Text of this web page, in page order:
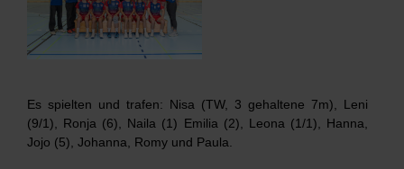
HRW
Es spielten und trafen: Nisa (TW, 3 gehaltene 7m), Leni
(9/1), Ronja (6), Naila (1) Emilia (2), Leona (1/1), Hanna,
Jojo (5), Johanna, Romy und Paula.